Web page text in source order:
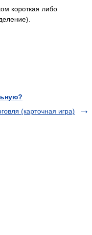
короткая либо
(карточная игра)